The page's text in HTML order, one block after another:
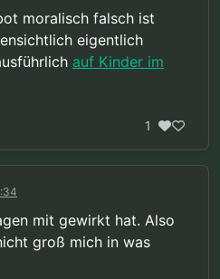
moralisch falsch ist
eigentlich
auf Kinder im
1
mit gewirkt hat. Also
groß mich in was